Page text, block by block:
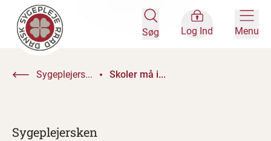
Søg Log Ind Menu
Sygeplejers... Skoler må i...
Sygeplejersken